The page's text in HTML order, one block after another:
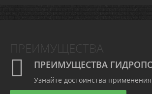
ПРЕИМУЩЕСТВА
ПРЕИМУЩЕСТВА
Узнайте достоинства